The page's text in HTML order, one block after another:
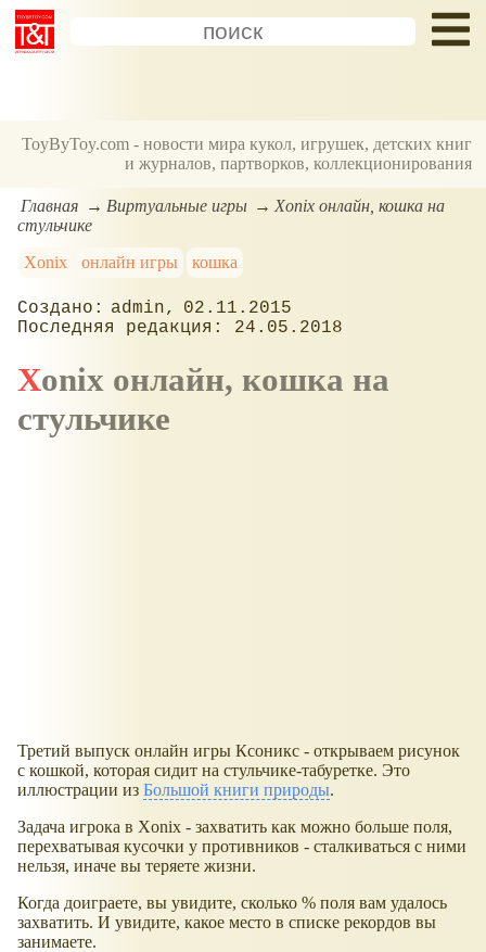
ToyByToy.com - новости мира кукол, игрушек, детских книг
и журналов, партворков, коллекционирования
Главная Виртуальные игры
Xonix онлайн, кошка на
стульчике
Xonix
онлайн игры кошка
admin
02.11.2015
24.05.2018
Xonix онлайн, кошка на
стульчике
Третий выпуск онлайн игры Ксоникс - открываем рисунок
с кошкой, которая сидит на стульчике-табуретке. Это
иллюстрации из Большой книги природы.
Задача игрока в Xonix - захватить как можно больше поля,
перехватывая кусочки у противников - сталкиваться с ними
нельзя, иначе вы теряете жизни.
Когда доиграете, вы увидите, сколько % поля вам удалось
захватить. И увидите, какое место в списке рекордов вы
занимаете.